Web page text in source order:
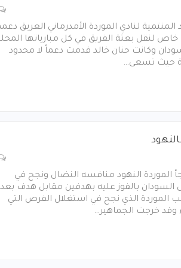
لنادي الموردة الأمدرماني العريق
لنقل بعثة الفريق في كل مبارياتها
وكانت حنان خالد قدمت دعماً لا محدود
حيث تسعى…
الموردة النهود منافسه النضال ونجح في
بالفوز عليه بهدفين مقابل هدف بعد
الموردة الذي نجح في استغلال الفرص التي
وقد خرجت الجماهير…